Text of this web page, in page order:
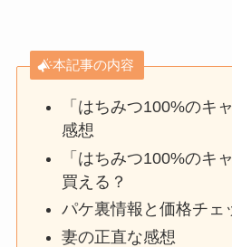
本記事の内容
「はちみつ100%のキ
感想
「はちみつ100%のキ
買える？
パケ裏情報と価格チェ
妻の正直な感想